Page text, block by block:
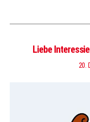
Liebe
20.